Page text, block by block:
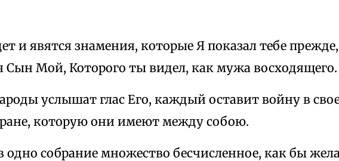
и явятся знамения, которые Я показал тебе прежде,
Сын Мой, Которого ты видел, как мужа восходящего.
услышат глас Его, каждый оставит войну в
которую они имеют между собою.
одно собрание множество бесчисленное, как бы